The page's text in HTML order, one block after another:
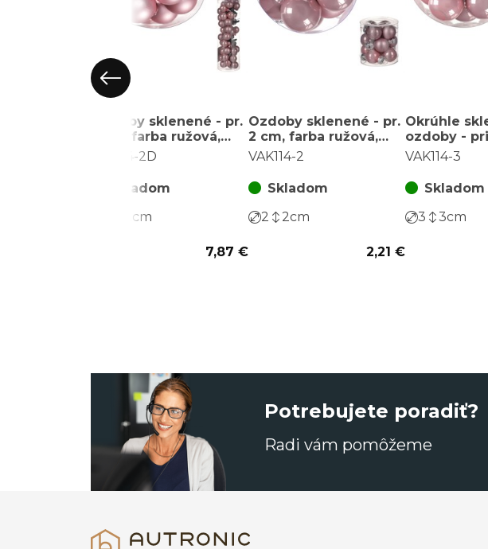
Ozdoby sklenené - pr.
2 cm, farba ružová,
cena za balenie (48
VAK114-2D
Skladom
cm
7,87 €
Ozdoby sklenené - pr.
2 cm, farba ružová,
cena za balenie (12 ks)
VAK114-2
Skladom
2
2cm
2,21 €
Okrúhle
ozdoby -
cm, ružové,
VAK114-3
Skladom
3
3cm
Potrebujete poradiť?
Radi vám pomôžeme